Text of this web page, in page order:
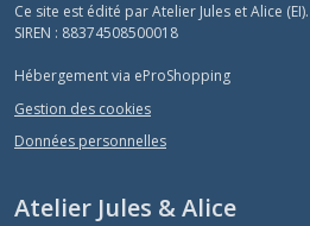
Ce site est édité par Atelier Jules et Alice (EI).
SIREN : 88374508500018
Hébergement via eProShopping
Gestion des cookies
Données personnelles
Atelier Jules & Alice